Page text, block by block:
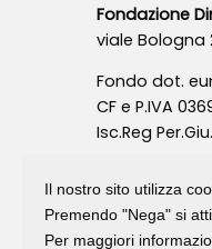
Fondazione
viale Bologna
Fondo dot.
CF e P.IVA
Isc.Reg
Il nostro sito utilizza
Premendo "Nega" si
Per maggiori